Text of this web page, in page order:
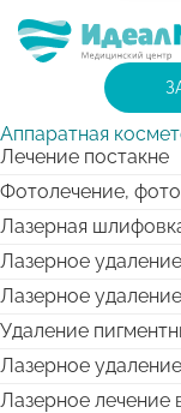
Аппаратная
Лечение постакне
Фотолечение,
Лазерная
Лазерное
Лазерное
Удаление
Лазерное
Лазерное лечение